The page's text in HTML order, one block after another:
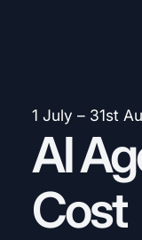
1 July – 31st
AI
Cost